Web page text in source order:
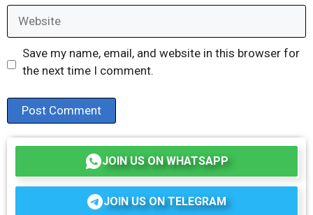
Save my name, email, and website in this browser for
the next time I comment.
JOIN US ON WHATSAPP
JOIN US ON TELEGRAM